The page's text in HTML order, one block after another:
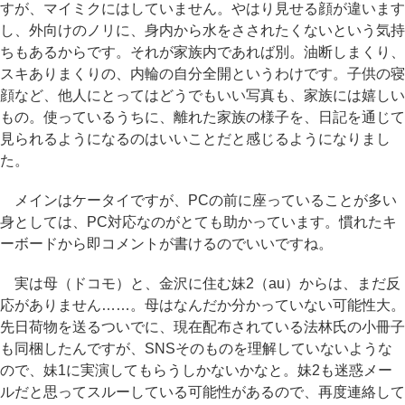
すが、マイミクにはしていません。やはり見せる顔が違います
し、外向けのノリに、身内から水をさされたくないという気持
ちもあるからです。それが家族内であれば別。油断しまくり、
スキありまくりの、内輪の自分全開というわけです。子供の寝
顔など、他人にとってはどうでもいい写真も、家族には嬉しい
もの。使っているうちに、離れた家族の様子を、日記を通じて
見られるようになるのはいいことだと感じるようになりまし
た。
メインはケータイですが、PCの前に座っていることが多い
身としては、PC対応なのがとても助かっています。慣れたキ
ーボードから即コメントが書けるのでいいですね。
実は母（ドコモ）と、金沢に住む妹2（au）からは、まだ反
応がありません……。母はなんだか分かっていない可能性大。
先日荷物を送るついでに、現在配布されている法林氏の小冊子
も同梱したんですが、SNSそのものを理解していないような
ので、妹1に実演してもらうしかないかなと。妹2も迷惑メー
ルだと思ってスルーしている可能性があるので、再度連絡して